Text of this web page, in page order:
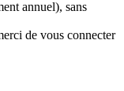
annuel), sans
de vous connecter